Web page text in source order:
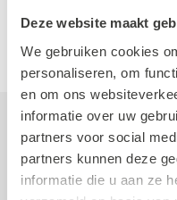
Deze website maakt
We gebruiken cookies
personaliseren, om
en om ons
informatie over uw
partners voor social
partners kunnen deze
informatie die u aan ze
rond te neuzen in
Simon
4 mei